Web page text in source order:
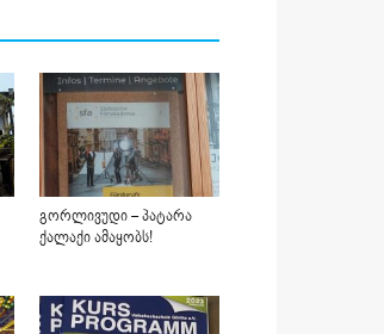
გორლივუდი – პატარა
ქალაქი ამაყობს!